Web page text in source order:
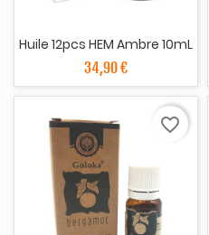
Huile 12pcs HEM Ambre 10mL
34,90 €
favorite_border